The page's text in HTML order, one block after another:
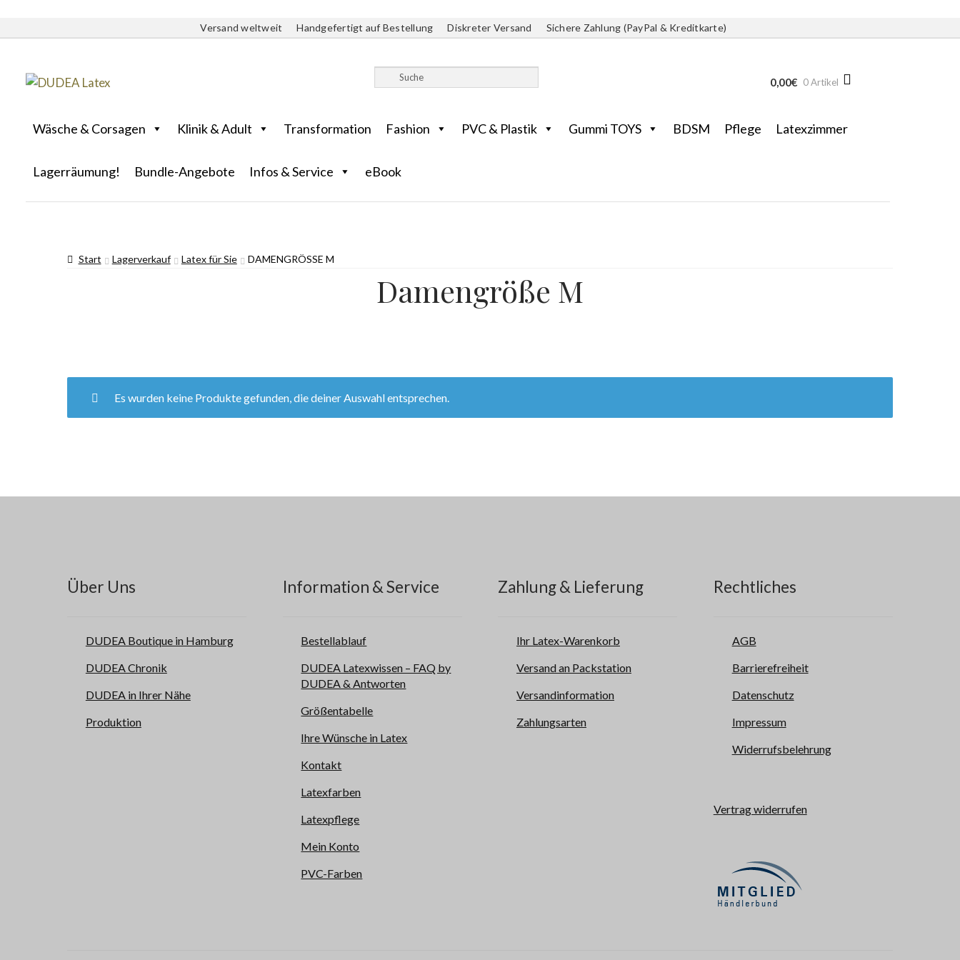
Versand weltweit Handgefertigt auf Bestellung Diskreter Versand Sichere Zahlung (PayPal & Kreditkarte)
0,00€ 0 Artikel
Wäsche & Corsagen Klinik & Adult Transformation Fashion PVC & Plastik Gummi TOYS BDSM Pflege Latexzimmer
Lagerräumung! Bundle-Angebote Infos & Service eBook
Start Lagerverkauf Latex für Sie DAMENGRÖSSE M
Damengröße M
Es wurden keine Produkte gefunden, die deiner Auswahl entsprechen.
Über Uns
DUDEA Boutique in Hamburg
DUDEA Chronik
DUDEA in Ihrer Nähe
Produktion
Information & Service
Bestellablauf
DUDEA Latexwissen – FAQ by
DUDEA & Antworten
Größentabelle
Ihre Wünsche in Latex
Kontakt
Latexfarben
Latexpflege
Mein Konto
PVC-Farben
Zahlung & Lieferung
Ihr Latex-Warenkorb
Versand an Packstation
Versandinformation
Zahlungsarten
Rechtliches
AGB
Barrierefreiheit
Datenschutz
Impressum
Widerrufsbelehrung
Vertrag widerrufen